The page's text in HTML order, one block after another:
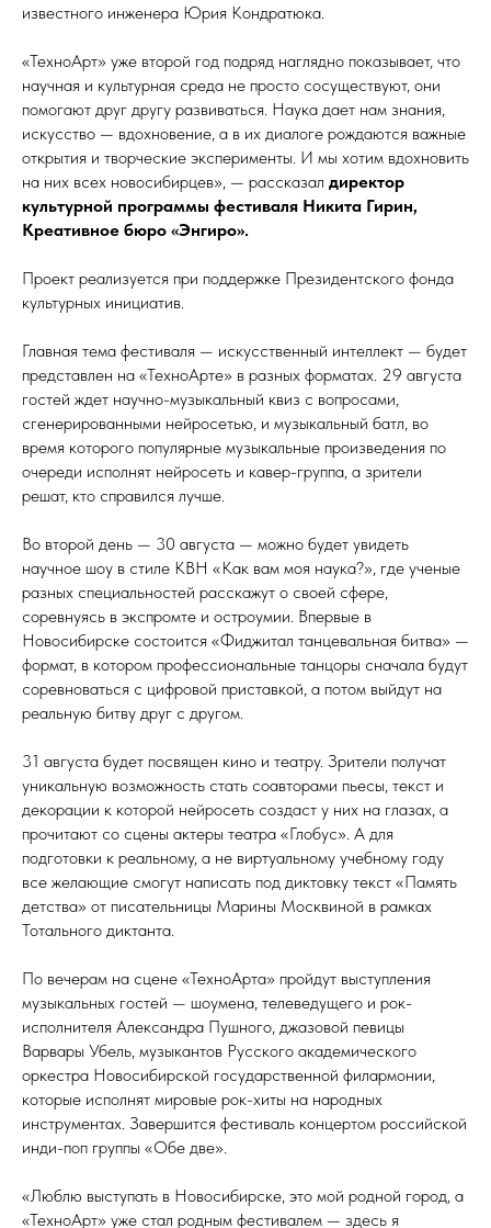
известного инженера Юрия Кондратюка.
«ТехноАрт» уже второй год подряд наглядно показывает, что
научная и культурная среда не просто сосуществуют, они
помогают друг другу развиваться. Наука дает нам знания,
искусство — вдохновение, а в их диалоге рождаются важные
открытия и творческие эксперименты. И мы хотим вдохновить
на них всех новосибирцев», — рассказал директор
культурной программы фестиваля Никита Гирин,
Креативное бюро «Энгиро».
Проект реализуется при поддержке Президентского фонда
культурных инициатив.
Главная тема фестиваля — искусственный интеллект — будет
представлен на «ТехноАрте» в разных форматах. 29 августа
гостей ждет научно-музыкальный квиз с вопросами,
сгенерированными нейросетью, и музыкальный батл, во
время которого популярные музыкальные произведения по
очереди исполнят нейросеть и кавер-группа, а зрители
решат, кто справился лучше.
Во второй день — 30 августа — можно будет увидеть
научное шоу в стиле КВН «Как вам моя наука?», где ученые
разных специальностей расскажут о своей сфере,
соревнуясь в экспромте и остроумии. Впервые в
Новосибирске состоится «Фиджитал танцевальная битва» —
формат, в котором профессиональные танцоры сначала будут
соревноваться с цифровой приставкой, а потом выйдут на
реальную битву друг с другом.
31 августа будет посвящен кино и театру. Зрители получат
уникальную возможность стать соавторами пьесы, текст и
декорации к которой нейросеть создаст у них на глазах, а
прочитают со сцены актеры театра «Глобус». А для
подготовки к реальному, а не виртуальному учебному году
все желающие смогут написать под диктовку текст «Память
детства» от писательницы Марины Москвиной в рамках
Тотального диктанта.
По вечерам на сцене «ТехноАрта» пройдут выступления
музыкальных гостей — шоумена, телеведущего и рок-
исполнителя Александра Пушного, джазовой певицы
Варвары Убель, музыкантов Русского академического
оркестра Новосибирской государственной филармонии,
которые исполнят мировые рок-хиты на народных
инструментах. Завершится фестиваль концертом российской
инди-поп группы «Обе две».
«Люблю выступать в Новосибирске, это мой родной город, а
«ТехноАрт» уже стал родным фестивалем — здесь я